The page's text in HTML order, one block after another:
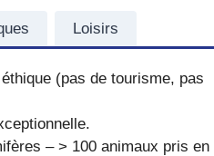
Loisirs
(pas de tourisme, pas
– > 100 animaux pris en